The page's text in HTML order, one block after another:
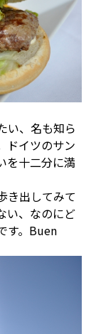
い、名も知ら
ドイツのサン
を十二分に満
き出してみて
い、なのにど
す。Buen